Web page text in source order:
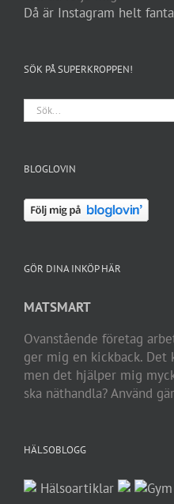
Då är Instagram helt
SÖK PÅ SUPERKROPPEN!
Sök
efter:
BLOGLOVIN
GÖR DINA INKÖP HÄR
MATSMART
Ovanstående företag
ger mig en kickback.
men det hjälper mig
ska näthandla? Använd
HÄLSOBLOGG
Hälsoartiklar